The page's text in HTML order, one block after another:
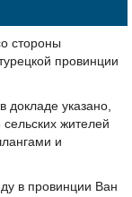
стороны
провинции
докладе указано,
жителей
и
в провинции Ван